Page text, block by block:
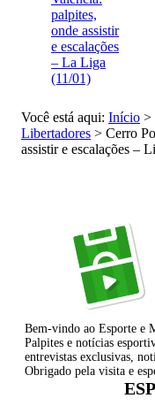
palpites,
onde assistir
e escalações
– La Liga
(11/01)
Você está aqui: Início >
Libertadores > Cerro
assistir e escalações –
Bem-vindo ao Esporte e
Palpites e notícias
entrevistas exclusivas,
Obrigado pela visita e